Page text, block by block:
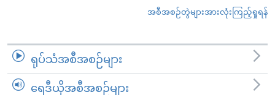
အစီအစဉ်တွဲများအားလုံးကြည့်ရှုရန်
ရုပ်သံအစီအစဉ်များ
ရေဒီယိုအစီအစဉ်များ